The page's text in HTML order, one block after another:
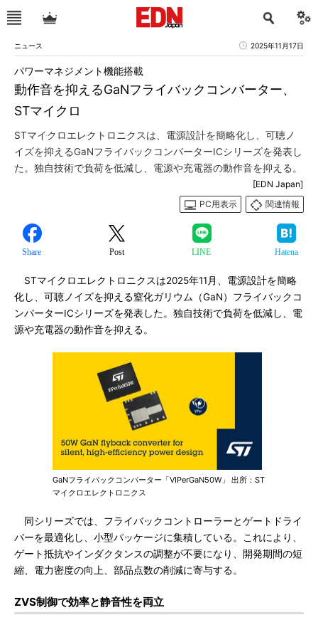
ニュース 2025年11月17日
動作音を抑えるGaNフライバックコンバーター、
STマイクロ
パワーマネジメント機能搭載
STマイクロエレクトロニクスは、電源設計を簡略化し、可聴ノ
イズを抑えるGaNフライバックコンバーターICシリーズを発表し
た。独自技術で負荷を低減し、電源や充電器の動作音を抑える。
[EDN Japan]
PC用表示
関連情報
Share Post LINE Hatena
STマイクロエレクトロニクスは2025年11月、電源設計を簡略
化し、可聴ノイズを抑える窒化ガリウム（GaN）フライバックコ
ンバーターICシリーズを発表した。独自技術で負荷を低減し、電
源や充電器の動作音を抑える。
GaNフライバックコンバーター「VIPerGaN50W」 出所：ST
マイクロエレクトロニクス
同シリーズでは、フライバックコントローラーとゲートドライ
バーを最適化し、小型パッケージに集積している。これにより、
ゲート抵抗やインダクタンスの調整が不要になり、開発期間の短
縮、電力密度の向上、部品点数の削減に寄与する。
ZVS制御で効率と静音性を両立